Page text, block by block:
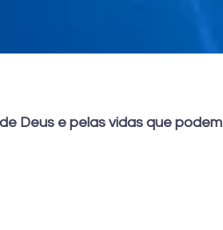
Deus e pelas vidas que podem